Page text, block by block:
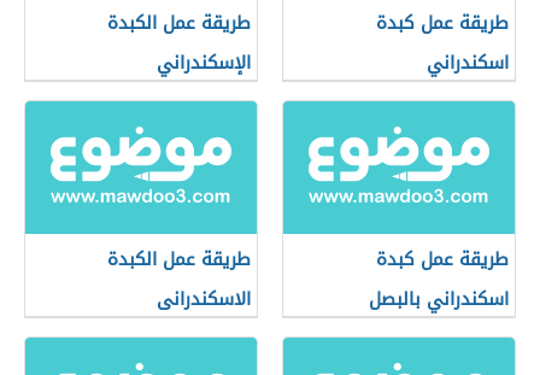
طريقة عمل كبدة
اسكندراني
طريقة عمل الكبدة
الإسكندراني
طريقة عمل كبدة
اسكندراني بالبصل
طريقة عمل الكبدة
الاسكندرانى